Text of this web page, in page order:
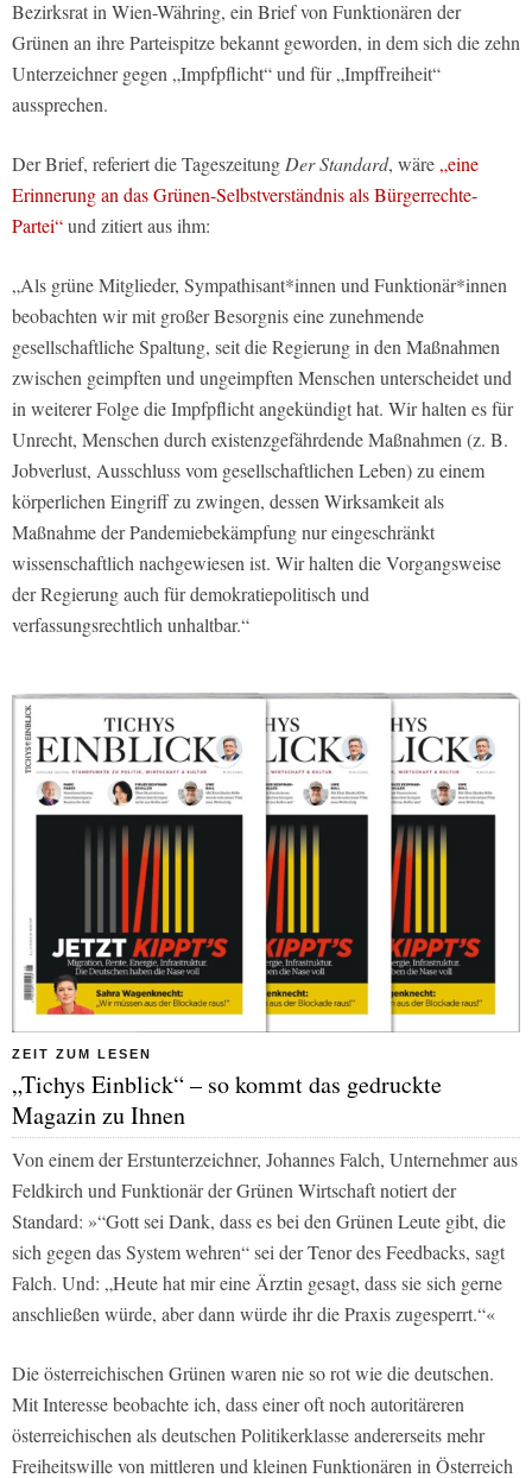
Bezirksrat in Wien-Währing, ein Brief von Funktionären der
Grünen an ihre Parteispitze bekannt geworden, in dem sich die zehn
Unterzeichner gegen „Impfpflicht“ und für „Impffreiheit“
aussprechen.
Der Brief, referiert die Tageszeitung Der Standard, wäre „eine
Erinnerung an das Grünen-Selbstverständnis als Bürgerrechte-
Partei“und zitiert aus ihm:
„Als grüne Mitglieder, Sympathisant*innen und Funktionär*innen
beobachten wir mit großer Besorgnis eine zunehmende
gesellschaftliche Spaltung, seit die Regierung in den Maßnahmen
zwischen geimpften und ungeimpften Menschen unterscheidet und
in weiterer Folge die Impfpflicht angekündigt hat. Wir halten es für
Unrecht, Menschen durch existenzgefährdende Maßnahmen (z. B.
Jobverlust, Ausschluss vom gesellschaftlichen Leben) zu einem
körperlichen Eingriff zu zwingen, dessen Wirksamkeit als
Maßnahme der Pandemiebekämpfung nur eingeschränkt
wissenschaftlich nachgewiesen ist. Wir halten die Vorgangsweise
der Regierung auch für demokratiepolitisch und
verfassungsrechtlich unhaltbar.“
ZEIT ZUM LESEN
„Tichys Einblick“ – so kommt das gedruckte
Magazin zu Ihnen
Von einem der Erstunterzeichner, Johannes Falch, Unternehmer aus
Feldkirch und Funktionär der Grünen Wirtschaft notiert der
Standard: »“Gott sei Dank, dass es bei den Grünen Leute gibt, die
sich gegen das System wehren“ sei der Tenor des Feedbacks, sagt
Falch. Und: „Heute hat mir eine Ärztin gesagt, dass sie sich gerne
anschließen würde, aber dann würde ihr die Praxis zugesperrt.“«
Die österreichischen Grünen waren nie so rot wie die deutschen.
Mit Interesse beobachte ich, dass einer oft noch autoritäreren
österreichischen als deutschen Politikerklasse andererseits mehr
Freiheitswille von mittleren und kleinen Funktionären in Österreich